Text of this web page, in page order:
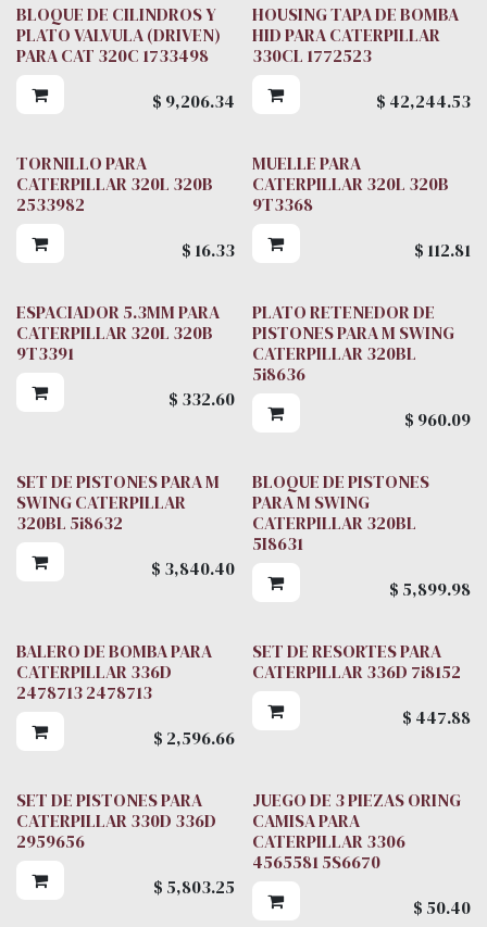
BLOQUE DE CILINDROS Y
PLATO VALVULA (DRIVEN)
PARA CAT 320C 1733498
$ 9,206.34
HOUSING TAPA DE BOMBA
HID PARA CATERPILLAR
330CL 1772523
$ 42,244.53
TORNILLO PARA
CATERPILLAR 320L 320B
2533982
$ 16.33
MUELLE PARA
CATERPILLAR 320L 320B
9T3368
$ 112.81
ESPACIADOR 5.3MM PARA
CATERPILLAR 320L 320B
9T3391
$ 332.60
PLATO RETENEDOR DE
PISTONES PARA M SWING
CATERPILLAR 320BL
5i8636
$ 960.09
SET DE PISTONES PARA M
SWING CATERPILLAR
320BL 5i8632
$ 3,840.40
BLOQUE DE PISTONES
PARA M SWING
CATERPILLAR 320BL
5I8631
$ 5,899.98
BALERO DE BOMBA PARA
CATERPILLAR 336D
2478713 2478713
$ 2,596.66
SET DE RESORTES PARA
CATERPILLAR 336D 7i8152
$ 447.88
SET DE PISTONES PARA
CATERPILLAR 330D 336D
2959656
$ 5,803.25
JUEGO DE 3 PIEZAS ORING
CAMISA PARA
CATERPILLAR 3306
4565581 5S6670
$ 50.40